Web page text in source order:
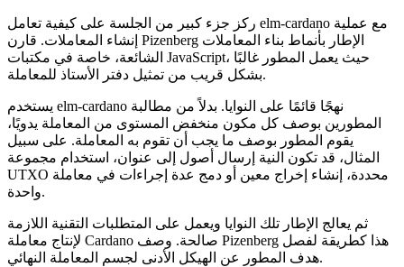
ركز جزء كبير من الجلسة على كيفية تعامل elm-cardano مع عملية
إنشاء المعاملات. قارن Pizenberg الإطار بأنماط بناء المعاملات
الشائعة، خاصة في مكتبات JavaScript، حيث يعمل المطور غالبًا
بشكل قريب من تمثيل دفتر الأستاذ للمعاملة.
يستخدم elm-cardano نهجًا قائمًا على النوايا. بدلاً من مطالبة
المطورين بوصف كل مكون منخفض المستوى من المعاملة يدويًا،
يقوم المطور بوصف ما يجب أن تقوم به المعاملة. على سبيل
المثال، قد تكون النية إرسال أصول إلى عنوان، استخدام مجموعة
UTXO محددة، إنشاء إخراج معين أو دمج عدة إجراءات في معاملة
واحدة.
ثم يعالج الإطار تلك النوايا ويعمل على المتطلبات التقنية اللازمة
لإنتاج معاملة Cardano صالحة. وصف Pizenberg هذا كطريقة لفصل
هدف المطور عن الهيكل الأدنى لجسم المعاملة النهائي.